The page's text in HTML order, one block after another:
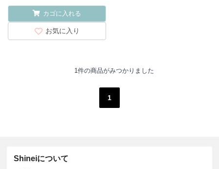
カゴに入れる
お気に入り
1件の商品がみつかりました
1
Shineiについて